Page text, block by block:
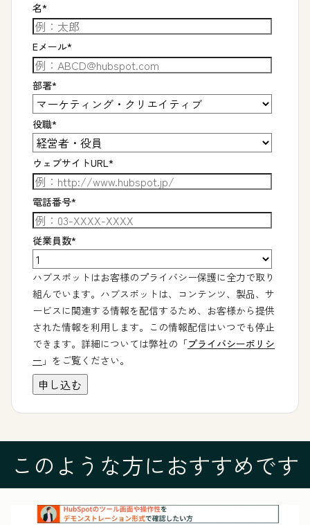
名*
Eメール*
部署*
役職*
ウェブサイトURL*
電話番号*
従業員数*
ハブスポットはお客様のプライバシー保護に全力で取り
組んでいます。ハブスポットは、コンテンツ、製品、サ
ービスに関連する情報を配信するため、お客様から提供
された情報を利用します。この情報配信はいつでも停止
できます。詳細については弊社の「プライバシーポリシ
ー 」をご覧ください。
このような方におすすめです